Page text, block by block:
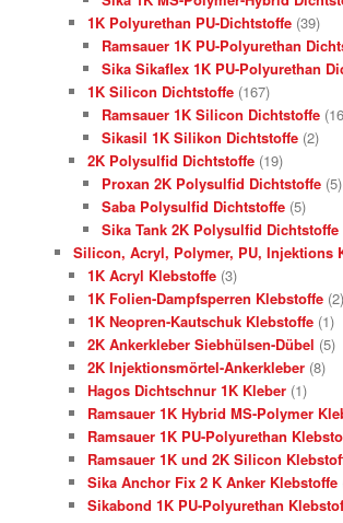
1K Polyurethan PU-Dichtstoffe (39)
Ramsauer 1K PU-Polyurethan
Sika Sikaflex 1K PU-Polyurethan
1K Silicon Dichtstoffe (167)
Ramsauer 1K Silicon Dichtstoffe
Sikasil 1K Silikon Dichtstoffe (2)
2K Polysulfid Dichtstoffe (19)
Proxan 2K Polysulfid Dichtstoffe (5)
Saba Polysulfid Dichtstoffe (5)
Sika Tank 2K Polysulfid Dichtstoffe
Silicon, Acryl, Polymer, PU, Injektions
1K Acryl Klebstoffe (3)
1K Folien-Dampfsperren Klebstoffe (2)
1K Neopren-Kautschuk Klebstoffe (1)
2K Ankerkleber Siebhülsen-Dübel (5)
2K Injektionsmörtel-Ankerkleber (8)
Hagos Dichtschnur 1K Kleber (1)
Ramsauer 1K Hybrid MS-Polymer
Ramsauer 1K PU-Polyurethan
Ramsauer 1K und 2K Silicon
Sika Anchor Fix 2 K Anker Klebstoffe
Sikabond 1K PU-Polyurethan